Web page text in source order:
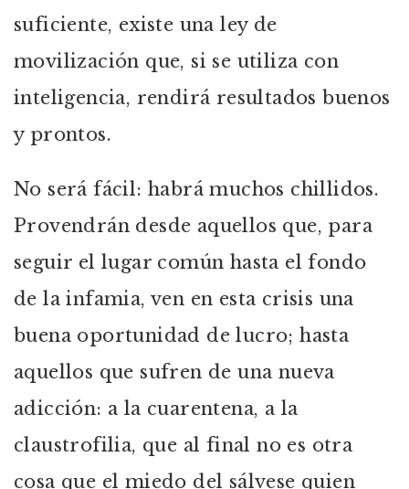
suficiente, existe una ley de
movilización que, si se utiliza con
inteligencia, rendirá resultados buenos
y prontos.
No será fácil: habrá muchos chillidos.
Provendrán desde aquellos que, para
seguir el lugar común hasta el fondo
de la infamia, ven en esta crisis una
buena oportunidad de lucro; hasta
aquellos que sufren de una nueva
adicción: a la cuarentena, a la
claustrofilia, que al final no es otra
cosa que el miedo del sálvese quien